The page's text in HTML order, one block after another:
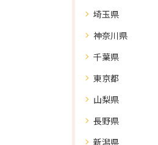
埼玉県
神奈川県
千葉県
東京都
山梨県
長野県
新潟県